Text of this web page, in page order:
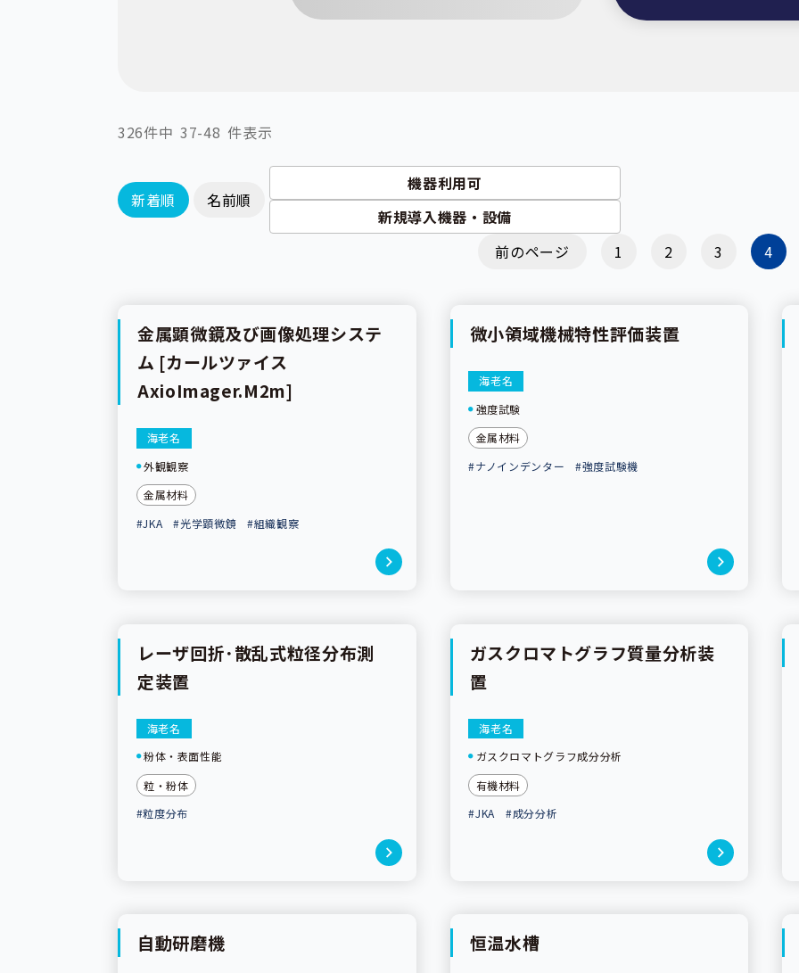
326件中 37-48 件表示
新着順 名前順
機器利用可
新規導入機器・設備
前のページ
1 2 3 4
金属顕微鏡及び画像処理システ
ム [カールツァイス
AxioImager.M2m]
海老名
外観観察
金属材料
#JKA
#光学顕微鏡 #組織観察
微小領域機械特性評価装置
海老名
強度試験
金属材料
#ナノインデンター
#強度試験機
レーザ回折･散乱式粒径分布測
定装置
海老名
粉体・表面性能
粒・粉体
#粒度分布
ガスクロマトグラフ質量分析装
置
海老名
ガスクロマトグラフ成分分析
有機材料
#JKA
#成分分析
自動研磨機 恒温水槽